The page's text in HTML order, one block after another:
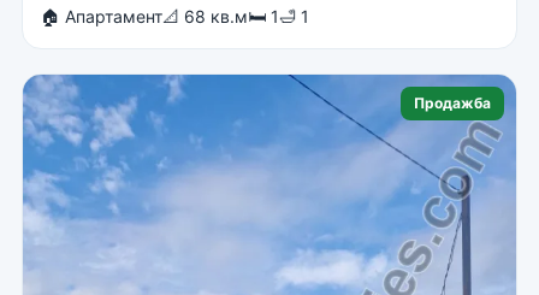
🏠 Апартамент📐 68 кв.м🛏 1🛁 1
Продажба